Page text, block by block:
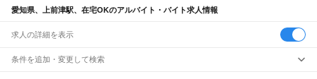
愛知県、上前津駅、在宅OKのアルバイト・バイト求人情報
求人の詳細を表示
条件を追加・変更して検索